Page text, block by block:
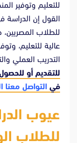
للتعليم وتوفير
القول إن الدراسة
للطلاب
عالية للتعليم،
التدريب العملي
للتقديم أو
في التواصل معنا
عيوب
للطلاب